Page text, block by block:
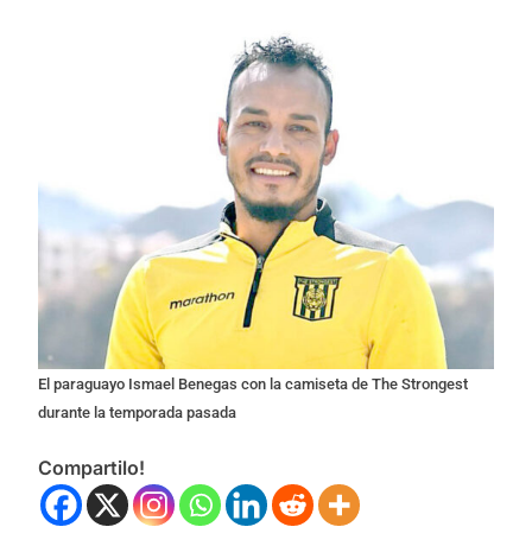
El paraguayo Ismael Benegas con la camiseta de The Strongest
durante la temporada pasada
Compartilo!